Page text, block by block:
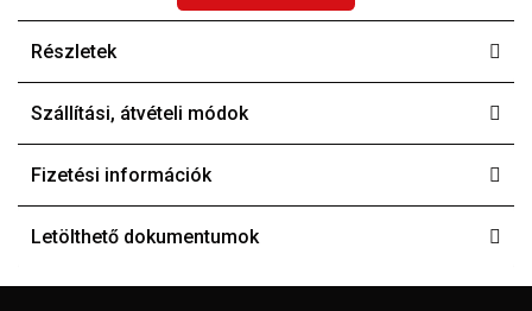
Részletek
Szállítási, átvételi módok
Fizetési információk
Letölthető dokumentumok